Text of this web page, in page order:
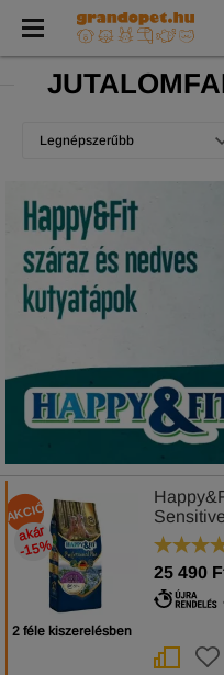
Legnépszerűbb
AKCIÓ
akár
-15
%
2 féle kiszerelésben
25 490